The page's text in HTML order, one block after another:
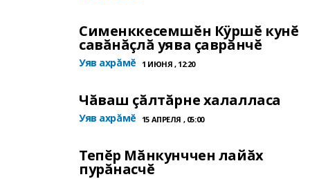
Сименккесемшĕн Кÿршĕ кунĕ
савăнăçлă уява çаврăнчĕ
Уяв ахрăмĕ 1 ИЮНЯ , 12:20
Чăваш çăлтăрне халалласа
Уяв ахрăмĕ 15 АПРЕЛЯ , 05:00
Тепĕр Мăнкунччен лайăх
пурăнасчĕ